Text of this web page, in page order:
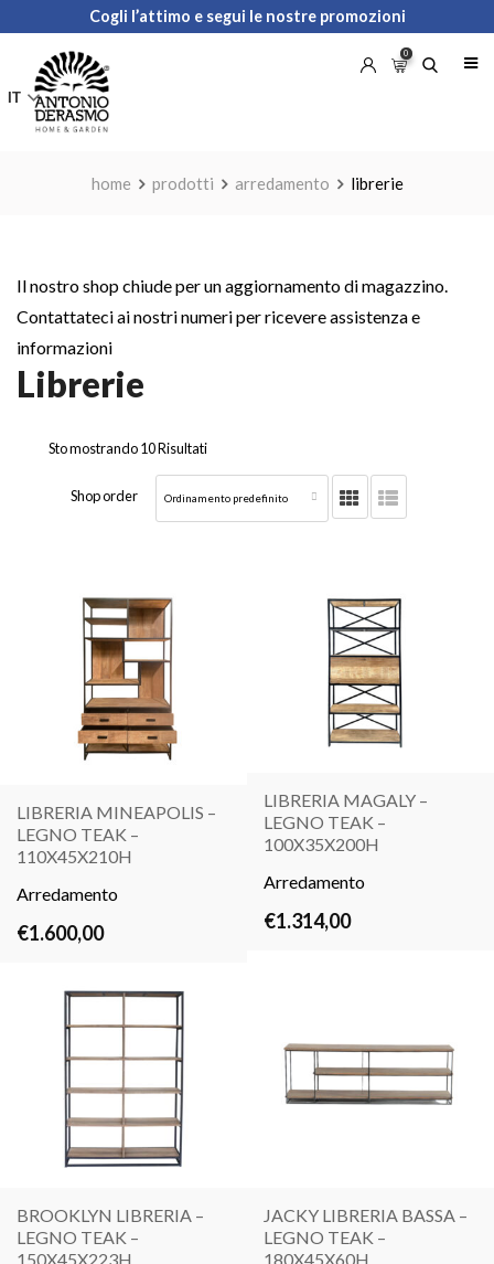
content
Cogli l’attimo e segui le nostre promozioni
IT
0
home prodotti arredamento librerie
Il nostro shop chiude per un aggiornamento di magazzino.
Contattateci ai nostri numeri per ricevere assistenza e
informazioni
Librerie
Sto mostrando 10 Risultati
Shop order
LEGGI
LIBRERIA MINEAPOLIS –
LEGNO TEAK –
110X45X210H
Arredamento
€1.600,00
LEGGI
LIBRERIA MAGALY –
LEGNO TEAK –
100X35X200H
Arredamento
€1.314,00
LEGGI
BROOKLYN LIBRERIA –
LEGNO TEAK –
150X45X223H
LEGGI
JACKY LIBRERIA BASSA –
LEGNO TEAK –
180X45X60H